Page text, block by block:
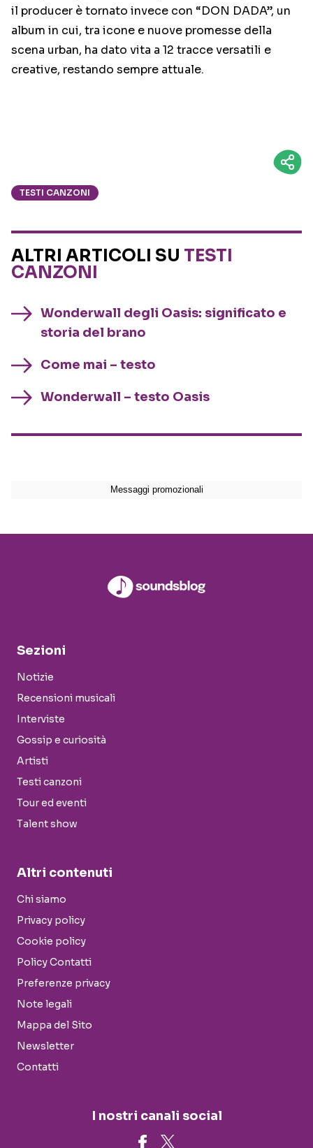
il producer è tornato invece con “DON DADA”, un
album in cui, tra icone e nuove promesse della
scena urban, ha dato vita a 12 tracce versatili e
creative, restando sempre attuale.
TESTI CANZONI
ALTRI ARTICOLI SU TESTI
CANZONI
Wonderwall degli Oasis: significato e
storia del brano
Come mai – testo
Wonderwall – testo Oasis
Sezioni
Notizie
Recensioni musicali
Interviste
Gossip e curiosità
Artisti
Testi canzoni
Tour ed eventi
Talent show
Altri contenuti
Chi siamo
Privacy policy
Cookie policy
Policy Contatti
Preferenze privacy
Note legali
Mappa del Sito
Newsletter
Contatti
I nostri canali social